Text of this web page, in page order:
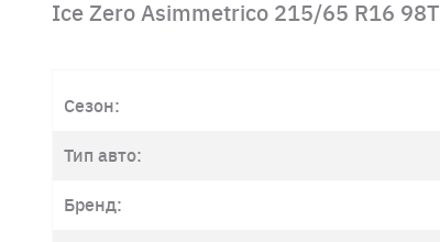
Ice Zero Asimmetrico 215/65 R16 98T
Сезон:
Тип авто:
Бренд: